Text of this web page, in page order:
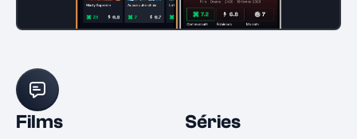
Films Séries